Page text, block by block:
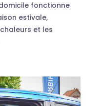
fonctionne
estivale,
et les